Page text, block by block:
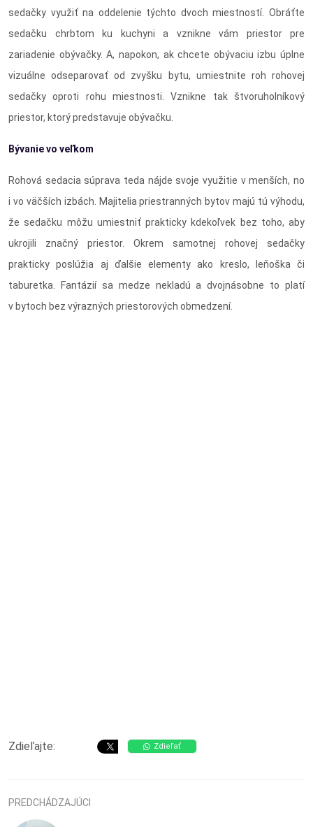
sedačky využiť na oddelenie týchto dvoch miestností. Obráťte
sedačku chrbtom ku kuchyni a vznikne vám priestor pre
zariadenie obývačky. A, napokon, ak chcete obývaciu izbu úplne
vizuálne odseparovať od zvyšku bytu, umiestnite roh rohovej
sedačky oproti rohu miestnosti. Vznikne tak štvoruholníkový
priestor, ktorý predstavuje obývačku.
Bývanie vo veľkom
Rohová sedacia súprava teda nájde svoje využitie v menších, no
i vo väčších izbách. Majitelia priestranných bytov majú tú výhodu,
že sedačku môžu umiestniť prakticky kdekoľvek bez toho, aby
ukrojili značný priestor. Okrem samotnej rohovej sedačky
prakticky poslúžia aj ďalšie elementy ako kreslo, leňoška či
taburetka. Fantázií sa medze nekladú a dvojnásobne to platí
v bytoch bez výrazných priestorových obmedzení.
Zdieľajte: Zdieľať
PREDCHÁDZAJÚCI